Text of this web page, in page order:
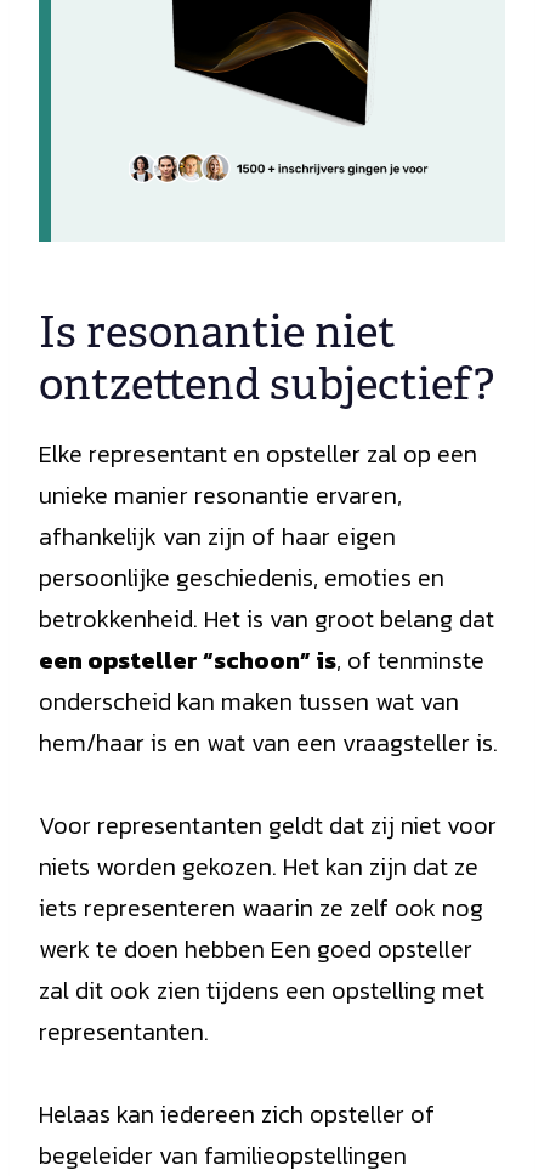
Is resonantie niet
ontzettend subjectief?
Elke representant en opsteller zal op een
unieke manier resonantie ervaren,
afhankelijk van zijn of haar eigen
persoonlijke geschiedenis, emoties en
betrokkenheid. Het is van groot belang dat
een opsteller “schoon” is, of tenminste
onderscheid kan maken tussen wat van
hem/haar is en wat van een vraagsteller is.
Voor representanten geldt dat zij niet voor
niets worden gekozen. Het kan zijn dat ze
iets representeren waarin ze zelf ook nog
werk te doen hebben Een goed opsteller
zal dit ook zien tijdens een opstelling met
representanten.
Helaas kan iedereen zich opsteller of
begeleider van familieopstellingen